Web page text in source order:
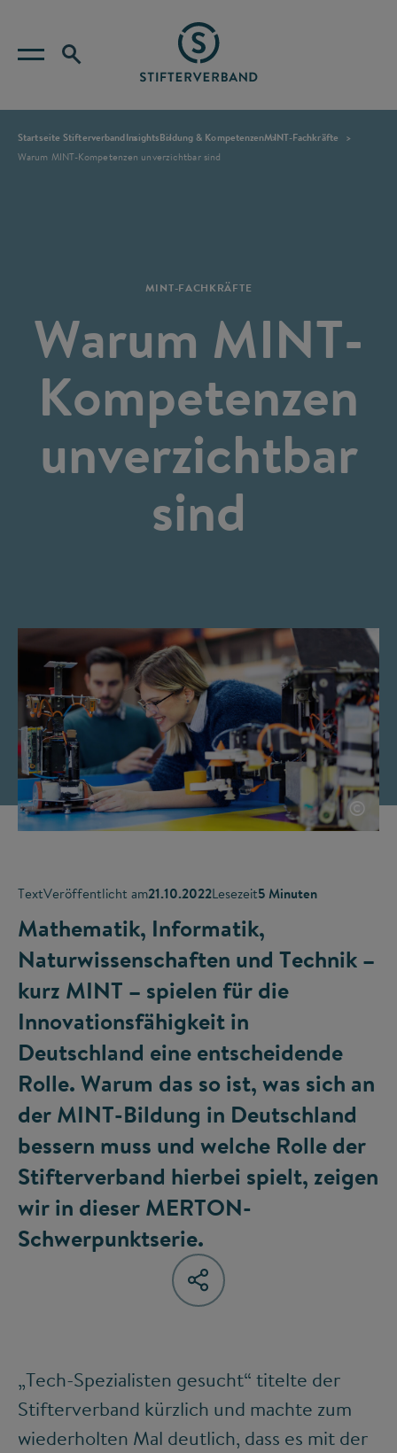
Startseite StifterverbandInsightsBildung & KompetenzenMINT-Fachkräfte
Warum MINT-Kompetenzen unverzichtbar sind
MINT-FACHKRÄFTE
Warum MINT-
Kompetenzen
unverzichtbar
sind
©
TextVeröffentlicht am21.10.2022Lesezeit5 Minuten
Mathematik, Informatik,
Naturwissenschaften und Technik –
kurz MINT – spielen für die
Innovationsfähigkeit in
Deutschland eine entscheidende
Rolle. Warum das so ist, was sich an
der MINT-Bildung in Deutschland
bessern muss und welche Rolle der
Stifterverband hierbei spielt, zeigen
wir in dieser MERTON-
Schwerpunktserie.
„Tech-Spezialisten gesucht“ titelte der
Stifterverband kürzlich und machte zum
wiederholten Mal deutlich, dass es mit der